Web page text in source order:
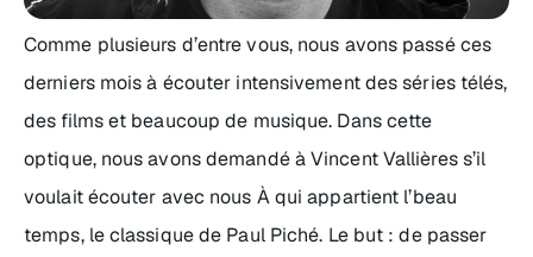
Comme plusieurs d’entre vous, nous avons passé ces
derniers mois à écouter intensivement des séries télés,
des films et beaucoup de musique. Dans cette
optique, nous avons demandé à Vincent Vallières s’il
voulait écouter avec nous À qui appartient l’beau
temps, le classique de Paul Piché. Le but : de passer